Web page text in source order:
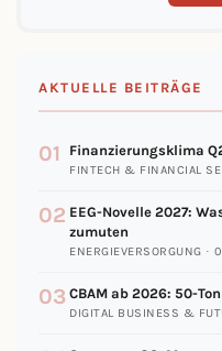
AKTUELLE BEITRÄGE
01 Finanzierungsklima
FINTECH & FINANCIAL
02 EEG-Novelle 2027:
zumuten
ENERGIEVERSORGUNG
03 CBAM ab 2026: 50-
DIGITAL BUSINESS &